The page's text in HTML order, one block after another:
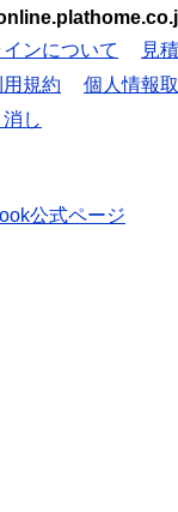
ンについて 見
規約 個人情報
し
公式ページ